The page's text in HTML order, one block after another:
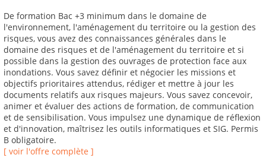
De formation Bac +3 minimum dans le domaine de
l'environnement, l'aménagement du territoire ou la gestion des
risques, vous avez des connaissances générales dans le
domaine des risques et de l'aménagement du territoire et si
possible dans la gestion des ouvrages de protection face aux
inondations. Vous savez définir et négocier les missions et
objectifs prioritaires attendus, rédiger et mettre à jour les
documents relatifs aux risques majeurs. Vous savez concevoir,
animer et évaluer des actions de formation, de communication
et de sensibilisation. Vous impulsez une dynamique de réflexion
et d'innovation, maîtrisez les outils informatiques et SIG. Permis
B obligatoire.
[ voir l'offre complète ]